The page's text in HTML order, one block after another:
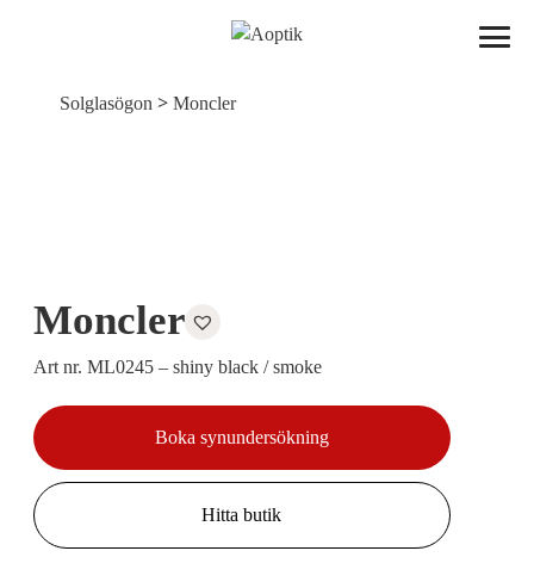
Aoptik
Solglasögon > Moncler
Moncler
Art nr. ML0245 – shiny black / smoke
Boka synundersökning
Hitta butik